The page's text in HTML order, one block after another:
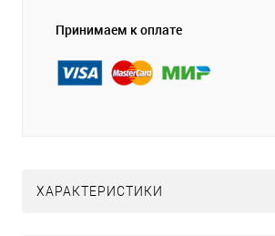
Принимаем к оплате
ХАРАКТЕРИСТИКИ